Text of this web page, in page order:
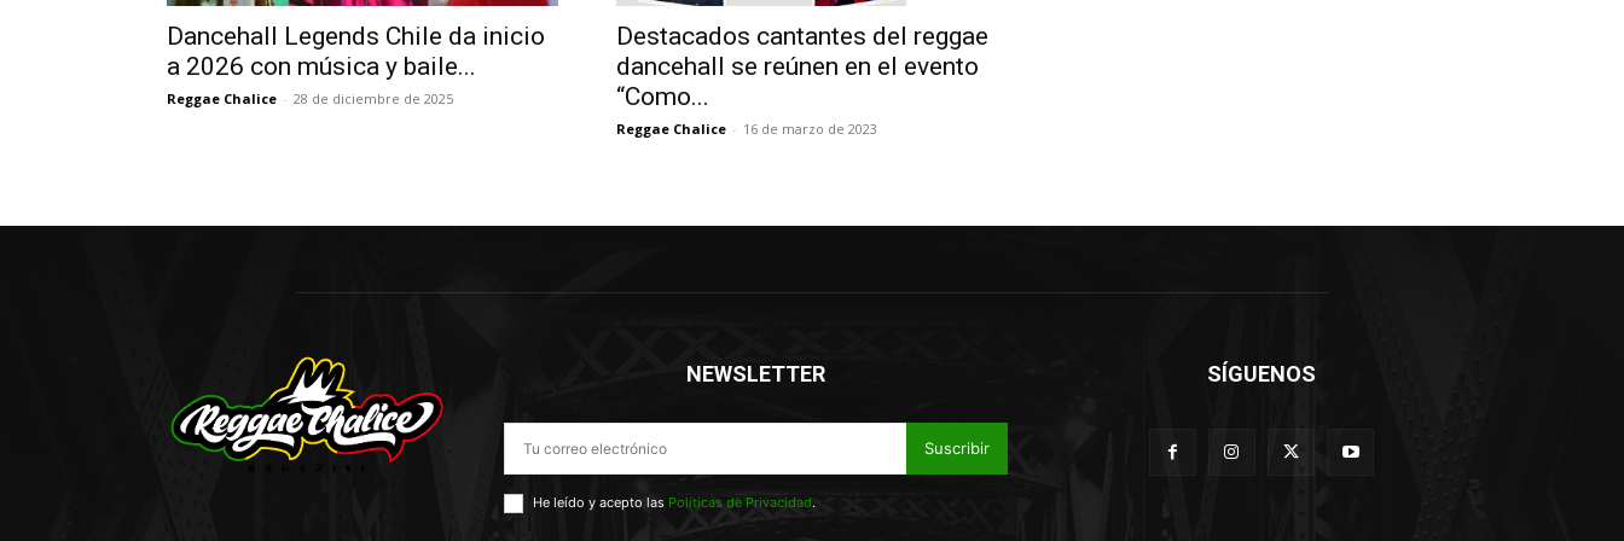
Dancehall Legends Chile da inicio
a 2026 con música y baile...
Reggae Chalice - 28 de diciembre de 2025
Destacados cantantes del reggae
dancehall se reúnen en el evento
“Como...
Reggae Chalice - 16 de marzo de 2023
NEWSLETTER
Suscribir
He leído y acepto las Políticas de Privacidad.
SÍGUENOS